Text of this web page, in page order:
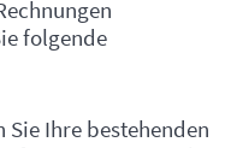
folgende
Ihre bestehenden